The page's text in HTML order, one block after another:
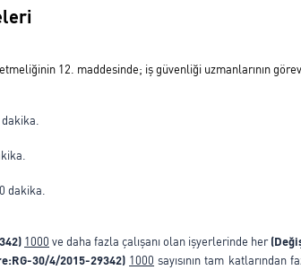
12. maddesinde; iş güvenliği uzmanlarının
dakika.
1000 ve daha fazla çalışanı olan işyerlerinde her
30/4/2015-29342) 1000 sayısının tam katlarından